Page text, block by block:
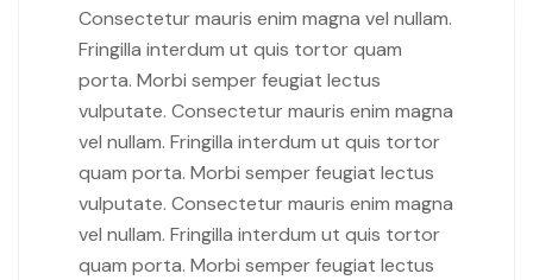
Consectetur mauris enim magna vel nullam.
Fringilla interdum ut quis tortor quam
porta. Morbi semper feugiat lectus
vulputate. Consectetur mauris enim magna
vel nullam. Fringilla interdum ut quis tortor
quam porta. Morbi semper feugiat lectus
vulputate. Consectetur mauris enim magna
vel nullam. Fringilla interdum ut quis tortor
quam porta. Morbi semper feugiat lectus